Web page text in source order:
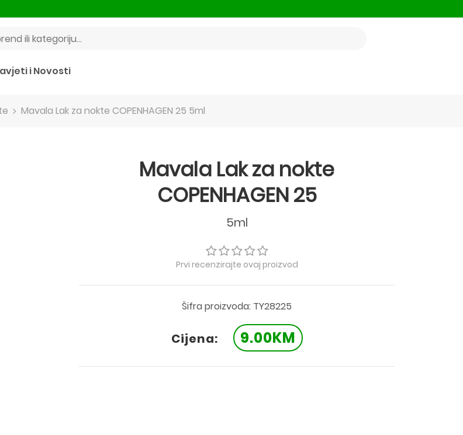
i Novosti
Mavala Lak za nokte COPENHAGEN 25 5ml
Mavala Lak za nokte
COPENHAGEN 25
5ml
Prvi recenzirajte ovaj proizvod
Šifra proizvoda: TY28225
Cijena: 9.00KM